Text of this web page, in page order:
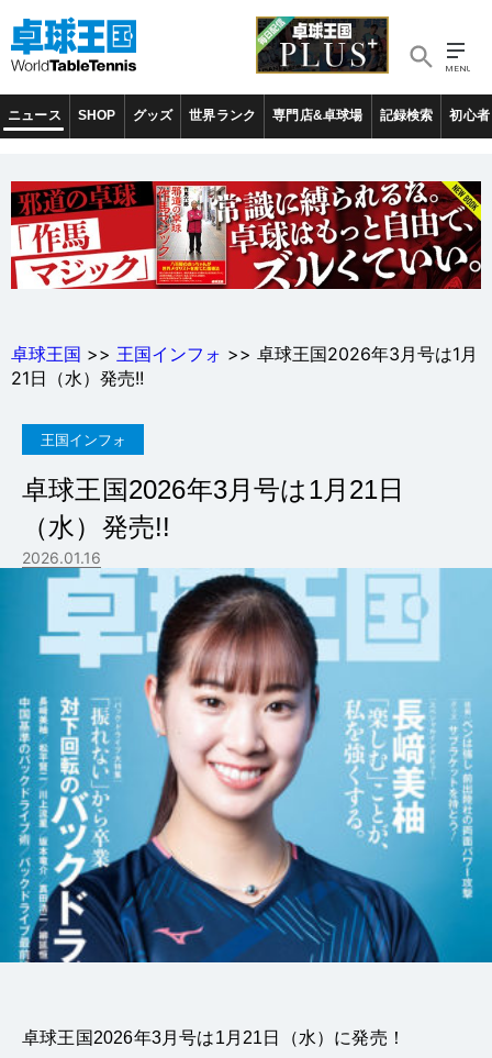
ニュース SHOP グッズ 世界ランク 専門店&卓球場 記録検索 初心者
卓球王国 >> 王国インフォ >> 卓球王国2026年3月号は1月
21日（水）発売!!
王国インフォ
卓球王国2026年3月号は1月21日
（水）発売!!
2026.01.16
卓球王国2026年3月号は1月21日（水）に発売！